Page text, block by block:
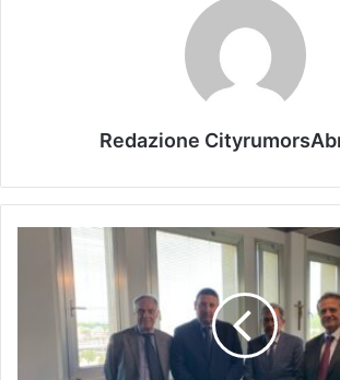
Redazione